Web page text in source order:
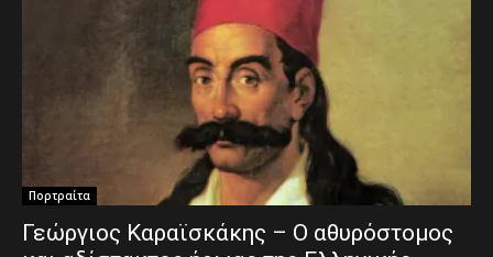
Πορτραίτα
Γεώργιος Καραϊσκάκης – Ο αθυρόστομος